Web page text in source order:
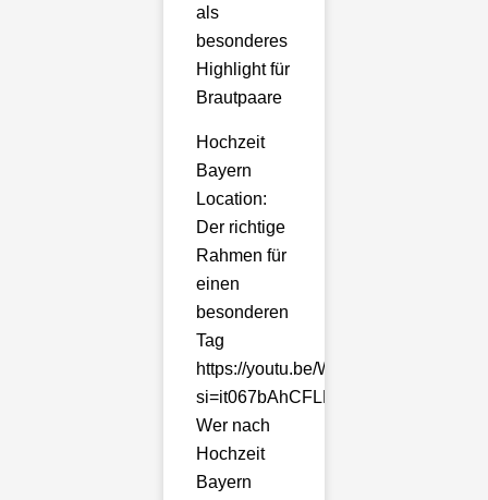
als
besonderes
Highlight für
Brautpaare
Hochzeit
Bayern
Location:
Der richtige
Rahmen für
einen
besonderen
Tag
https://youtu.be/Whp5ledx700?
si=it067bAhCFLLdt7i
Wer nach
Hochzeit
Bayern